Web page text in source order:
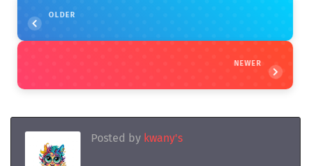
OLDER
NEWER
Posted by kwany's